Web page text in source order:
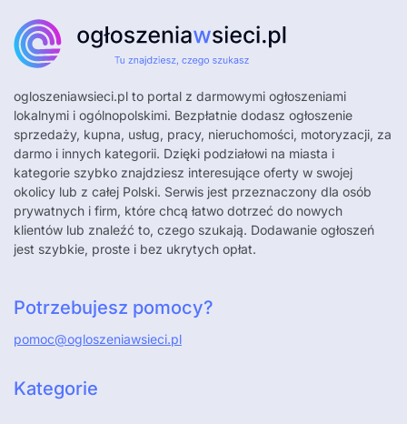
ogloszeniawsieci.pl to portal z darmowymi ogłoszeniami
lokalnymi i ogólnopolskimi. Bezpłatnie dodasz ogłoszenie
sprzedaży, kupna, usług, pracy, nieruchomości, motoryzacji, za
darmo i innych kategorii. Dzięki podziałowi na miasta i
kategorie szybko znajdziesz interesujące oferty w swojej
okolicy lub z całej Polski. Serwis jest przeznaczony dla osób
prywatnych i firm, które chcą łatwo dotrzeć do nowych
klientów lub znaleźć to, czego szukają. Dodawanie ogłoszeń
jest szybkie, proste i bez ukrytych opłat.
Potrzebujesz pomocy?
pomoc@ogloszeniawsieci.pl
Kategorie